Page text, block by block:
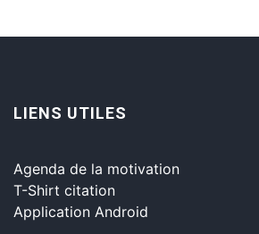
LIENS UTILES
Agenda de la motivation
T-Shirt citation
Application Android